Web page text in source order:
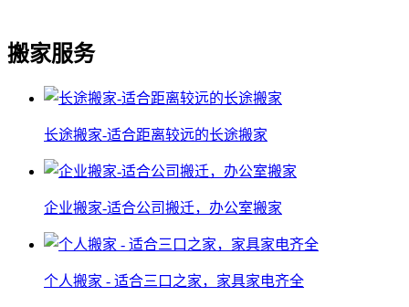
搬家服务
长途搬家-适合距离较远的长途搬家
企业搬家-适合公司搬迁，办公室搬家
个人搬家 - 适合三口之家，家具家电齐全